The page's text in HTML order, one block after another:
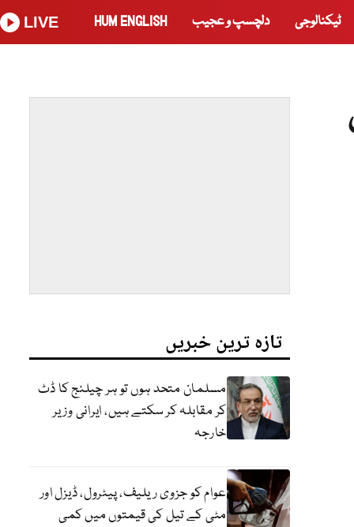
ٹیکنالوجی دلچسپ و عجیب HUM ENGLISH
LIVE
تازہ ترین خبریں
مسلمان متحد ہوں تو ہر چیلنج کا ڈٹ
کر مقابلہ کر سکتے ہیں، ایرانی وزیر
خارجہ
عوام کو جزوی ریلیف، پیٹرول، ڈیزل اور
مٹی کے تیل کی قیمتوں میں کمی